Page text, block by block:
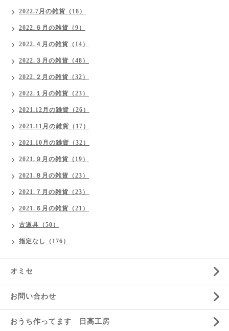
2022.7月の雑貨（18）
2022.６月の雑貨（9）
2022.４月の雑貨（14）
2022.３月の雑貨（48）
2022.２月の雑貨（32）
2022.１月の雑貨（23）
2021.12月の雑貨（26）
2021.11月の雑貨（17）
2021.10月の雑貨（32）
2021.９月の雑貨（19）
2021.８月の雑貨（23）
2021.７月の雑貨（23）
2021.６月の雑貨（21）
古道具（50）
指定なし（176）
オミセ
お問い合わせ
おうち作ってます 日高工房